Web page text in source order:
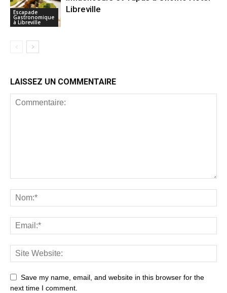
Escapade
Gastronomique
à Libreville
Libreville
LAISSEZ UN COMMENTAIRE
Save my name, email, and website in this browser for the
next time I comment.